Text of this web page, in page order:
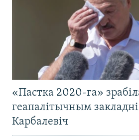
«Пастка 2020-га»
геапалітычным
Карбалевіч